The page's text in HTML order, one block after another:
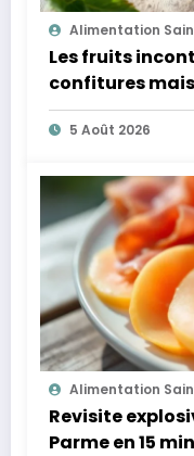
Alimentation
Les fruits
confitures
plus légères
5 Août 2026
Alimentation
Revisite
Parme en 15